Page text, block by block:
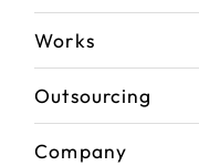
Works
Outsourcing
Company